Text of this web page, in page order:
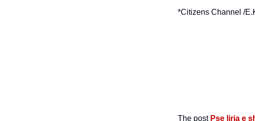
*Citizens Channel /
The post Pse liria e